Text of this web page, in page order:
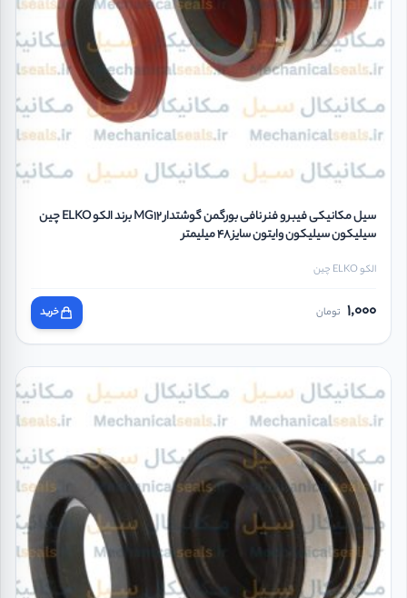
سیل مکانیکی فیبر و فنر نافی بورگمن گوشتدار MG12 برند الکو ELKO چین
سیلیکون سیلیکون وایتون سایز 48 میلیمتر
الکو ELKO چین
1,000 تومان خرید